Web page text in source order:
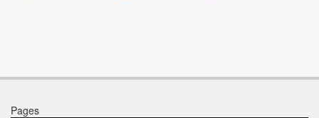
Wir weisen eindringlich darauf hin, dass Gebote nur
einverstanden sind und diese bedingungslos akzeptieren.
Pages